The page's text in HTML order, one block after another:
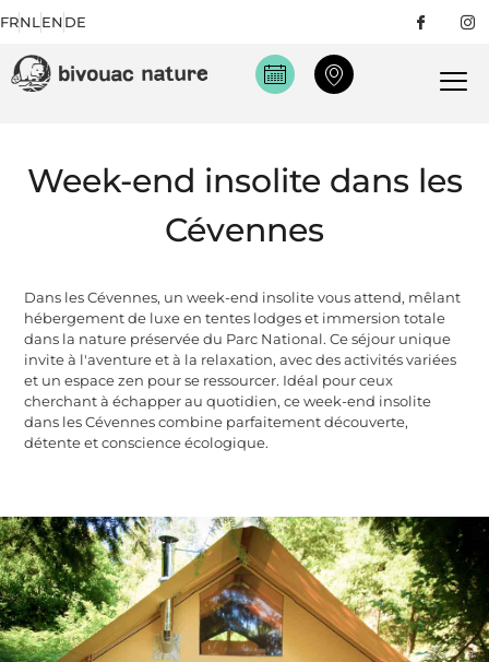
FRNLENDE
Week-end insolite dans les
Cévennes
Dans les Cévennes, un week-end insolite vous attend, mêlant
hébergement de luxe en tentes lodges et immersion totale
dans la nature préservée du Parc National. Ce séjour unique
invite à l'aventure et à la relaxation, avec des activités variées
et un espace zen pour se ressourcer. Idéal pour ceux
cherchant à échapper au quotidien, ce week-end insolite
dans les Cévennes combine parfaitement découverte,
détente et conscience écologique.